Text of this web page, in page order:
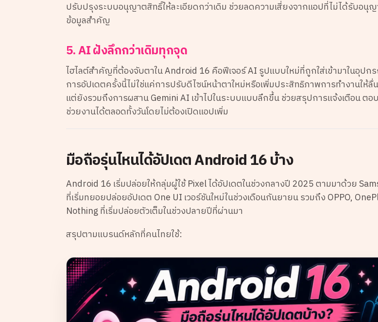
ปรับปรุงระบบอนุญาตสิทธิ์ให้ละเอียดกว่าเดิม ช่วยลดความเสี่ยงจากแอปที่ไม่ได้รับอนุญ
ข้อมูลสำคัญ
5. AI ฝังลึกกว่าเดิมทุกจุด
ไฮไลต์สำคัญที่ต้องจับตาใน Android 16 คือฟีเจอร์ AI รูปแบบใหม่ที่ถูกใส่เข้ามาในอุปก
การอัปเดตครั้งนี้ไม่ใช่แค่การปรับดีไซน์หน้าตาใหม่หรือเพิ่มประสิทธิภาพการทำงานให้ลื่
แต่ยังรวมถึงการผสาน Gemini AI เข้าไปในระบบแบบลึกขึ้น ช่วยสรุปการแจ้งเตือน ตอ
ช่วยงานได้ตลอดทั้งวันโดยไม่ต้องเปิดแอปเพิ่ม
มือถือรุ่นไหนได้อัปเดต Android 16 บ้าง
Android 16 เริ่มปล่อยให้กลุ่มผู้ใช้ Pixel ได้อัปเดตในช่วงกลางปี 2025 ตามมาด้วย
ที่เริ่มทยอยปล่อยอัปเดต One UI เวอร์ชันใหม่ในช่วงเดือนกันยายน รวมถึง OPPO,
Nothing ที่เริ่มปล่อยตัวเต็มในช่วงปลายปีที่ผ่านมา
สรุปตามแบรนด์หลักที่คนไทยใช้: